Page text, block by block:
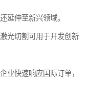
延伸至新兴领域。
光切割可用于开发创新
业快速响应国际订单，